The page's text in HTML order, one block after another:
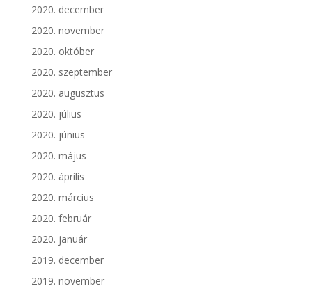
2020. december
2020. november
2020. október
2020. szeptember
2020. augusztus
2020. július
2020. június
2020. május
2020. április
2020. március
2020. február
2020. január
2019. december
2019. november